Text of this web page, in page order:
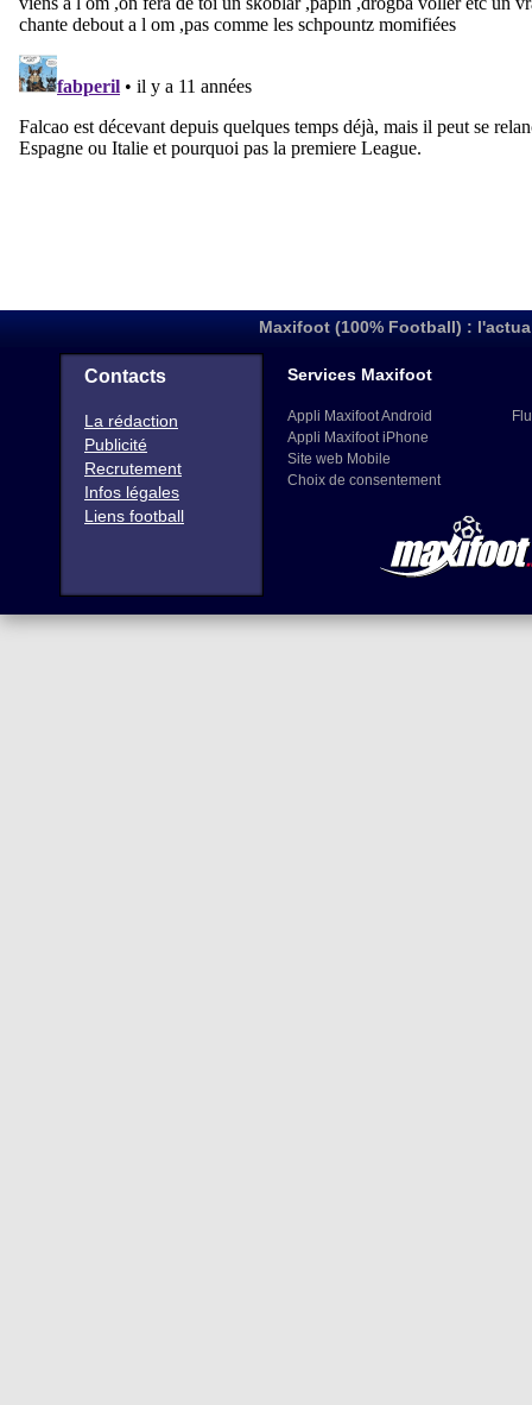
Maxifoot (100% Football) :
Contacts
La rédaction
Publicité
Recrutement
Infos légales
Liens football
Services Maxifoot
Appli Maxifoot Android
Appli Maxifoot iPhone
Site web Mobile
Choix de consentement